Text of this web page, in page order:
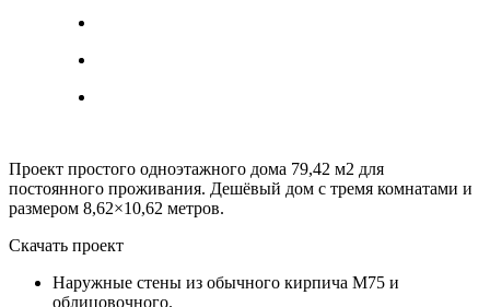
Проект простого одноэтажного дома 79,42 м2 для
постоянного проживания. Дешёвый дом с тремя комнатами и
размером 8,62×10,62 метров.
Скачать проект
Наружные стены из обычного кирпича М75 и
облицовочного.